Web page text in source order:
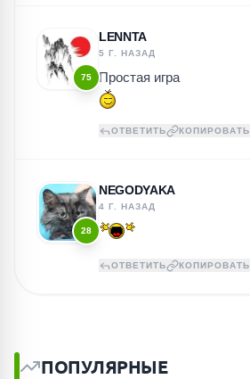
75
LENNTA
5 Г. НАЗАД
Простая игра
ОТВЕТИТЬ КОПИРОВАТЬ
28
NEGODYAKA
4 Г. НАЗАД
ОТВЕТИТЬ КОПИРОВАТЬ
ПОПУЛЯРНЫЕ